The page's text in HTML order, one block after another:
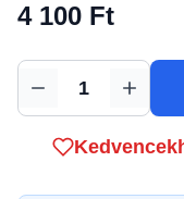
4 100 Ft
Mennyiség